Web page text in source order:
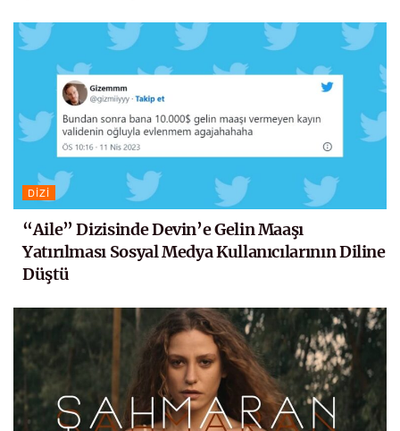
DIZI
“Aile” Dizisinde Devin’e Gelin Maaşı
Yatırılması Sosyal Medya Kullanıcılarının Diline
Düştü